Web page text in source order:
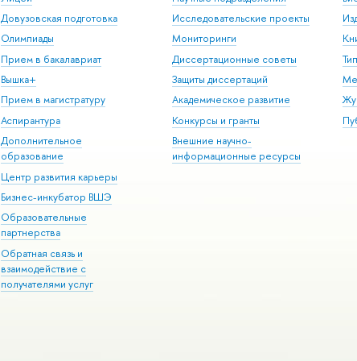
Довузовская подготовка
Олимпиады
Прием в бакалавриат
Вышка+
Прием в магистратуру
Аспирантура
Дополнительное
образование
Центр развития карьеры
Бизнес-инкубатор ВШЭ
Образовательные
партнерства
Обратная связь и
взаимодействие с
получателями услуг
Исследовательские проекты
Мониторинги
Диссертационные советы
Защиты диссертаций
Академическое развитие
Конкурсы и гранты
Внешние научно-
информационные ресурсы